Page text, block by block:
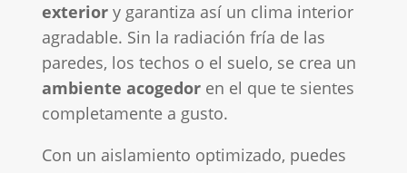
exteriory garantiza así un clima interior
agradable. Sin la radiación fría de las
paredes, los techos o el suelo, se crea un
ambiente acogedoren el que te sientes
completamente a gusto.
Con un aislamiento optimizado, puedes